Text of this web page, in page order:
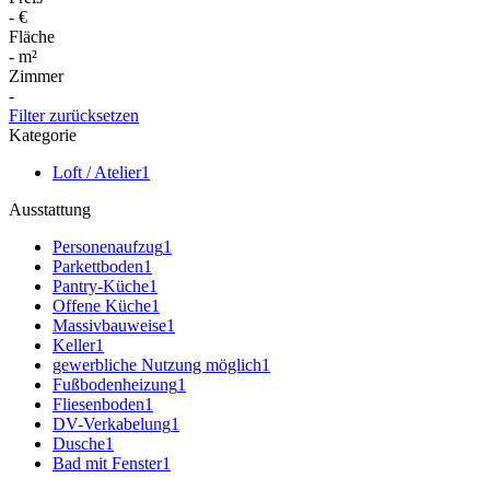
- €
Fläche
- m²
Zimmer
-
Filter zurücksetzen
Kategorie
Loft / Atelier1
Ausstattung
Personenaufzug1
Parkettboden1
Pantry-Küche1
Offene Küche1
Massivbauweise1
Keller1
gewerbliche Nutzung möglich1
Fußbodenheizung1
Fliesenboden1
DV-Verkabelung1
Dusche1
Bad mit Fenster1